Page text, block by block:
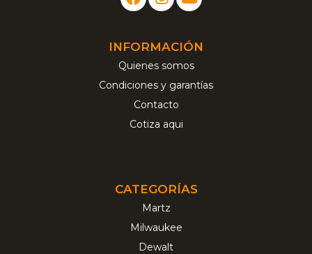
INFORMACIÓN
Quienes somos
Condiciones y garantías
Contacto
Cotiza aqui
CATEGORÍAS
Martz
Milwaukee
Dewalt